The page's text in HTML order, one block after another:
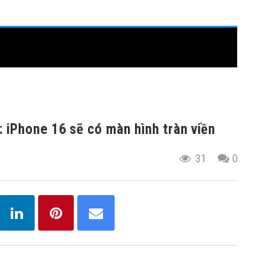
iPhone 16 sẽ có màn hình tràn viền
31 0